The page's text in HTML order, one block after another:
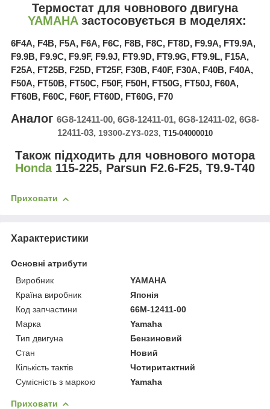
Термостат для човнового двигуна
YAMAHAзастосовується в моделях:
6F4A, F4B, F5A, F6A, F6C, F8B, F8C, FT8D, F9.9A, FT9.9A,
F9.9B, F9.9C, F9.9F, F9.9J, FT9.9D, FT9.9G, FT9.9L, F15A,
F25A, FT25B, F25D, FT25F, F30B, F40F, F30A, F40B, F40A,
F50A, FT50B, FT50C, F50F, F50H, FT50G, FT50J, F60A,
FT60B, F60C, F60F, FT60D, FT60G, F70
Аналог 6G8-12411-00, 6G8-12411-01, 6G8-12411-02, 6G8-
12411-03, 19300-ZY3-023, T15-04000010
Також підходить для човнового мотора
Honda115-225, Parsun F2.6-F25, T9.9-T40
Приховати
Характеристики
Основні атрибути
Виробник
YAMAHA
Країна виробник
Японія
Код запчастини
66M-12411-00
Марка
Yamaha
Тип двигуна
Бензиновий
Стан
Новий
Кількість тактів
Чотиритактний
Сумісність з маркою
Yamaha
Приховати